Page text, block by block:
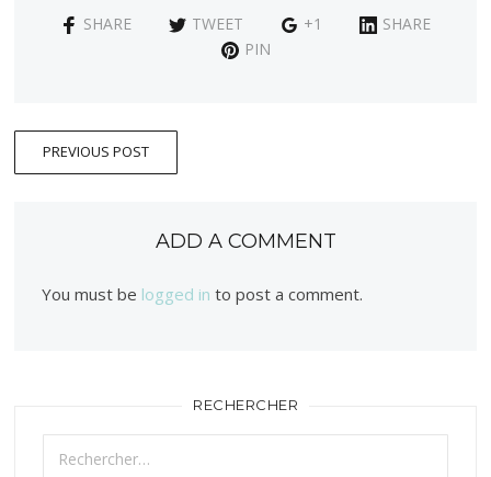
SHARE TWEET +1
SHARE
PIN
PREVIOUS POST
ADD A COMMENT
You must be logged in to post a comment.
RECHERCHER
Rechercher :